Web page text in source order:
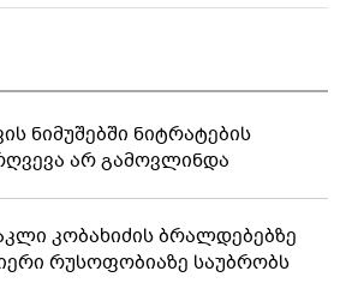
ნიმუშებში ნიტრატების
არ გამოვლინდა
კობახიძის ბრალდებებზე
რუსოფობიაზე საუბრობს